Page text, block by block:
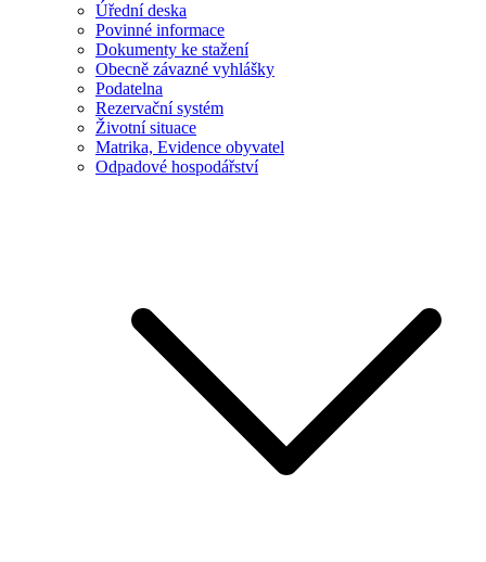
Úřední deska
Povinné informace
Dokumenty ke stažení
Obecně závazné vyhlášky
Podatelna
Rezervační systém
Životní situace
Matrika, Evidence obyvatel
Odpadové hospodářství